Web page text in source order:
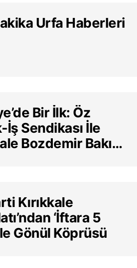
Urfa Haberleri
Bir İlk: Öz
İş Sendikası İle
Bozdemir Bakım
Kırıkkale
‘İftara 5
Gönül Köprüsü